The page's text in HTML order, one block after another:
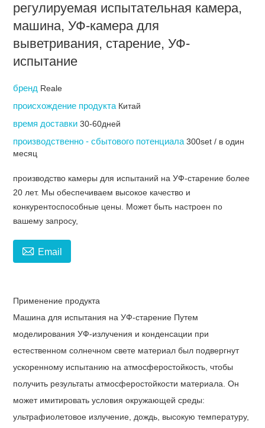
регулируемая испытательная камера,
машина, УФ-камера для
выветривания, старение, УФ-
испытание
бренд Reale
происхождение продукта Китай
время доставки30-60дней
производственно - сбытового потенциала300set / в один
месяц
производство камеры для испытаний на УФ-старение более
20 лет. Мы обеспечиваем высокое качество и
конкурентоспособные цены. Может быть настроен по
вашему запросу,
 Email
Применение продукта
Машина для испытания на УФ-старение Путем
моделирования УФ-излучения и конденсации при
естественном солнечном свете материал был подвергнут
ускоренному испытанию на атмосферостойкость, чтобы
получить результаты атмосферостойкости материала. Он
может имитировать условия окружающей среды:
ультрафиолетовое излучение, дождь, высокую температуру,